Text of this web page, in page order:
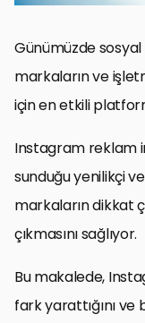
Günümüzde
markaların ve
için en etkili
Instagram reklam
sunduğu yenilikçi
markaların dikkat
çıkmasını sağlıyor.
Bu makalede,
fark yarattığını ve